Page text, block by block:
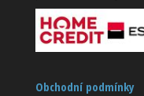
Obchodní podmínky